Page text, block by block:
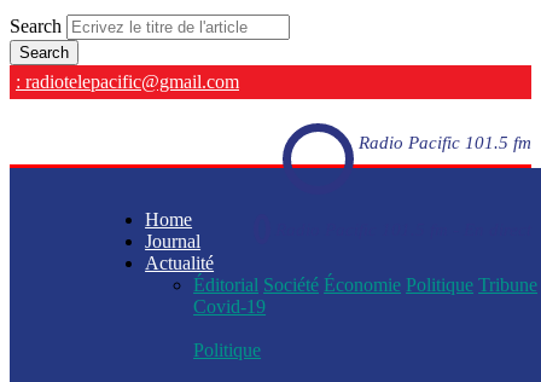
Search
: radiotelepacific@gmail.com
Radio Pacific 101.5 fm
Home
Journal
Actualité
Éditorial Société Économie Politique Tribune
Covid-19
Politique